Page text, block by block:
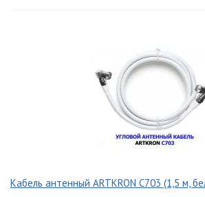
Кабель антенный ARTKRON C703 (1,5 м,